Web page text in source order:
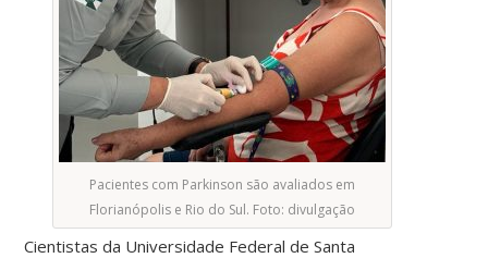
Pacientes com Parkinson são avaliados em
Florianópolis e Rio do Sul. Foto: divulgação
Cientistas da Universidade Federal de Santa